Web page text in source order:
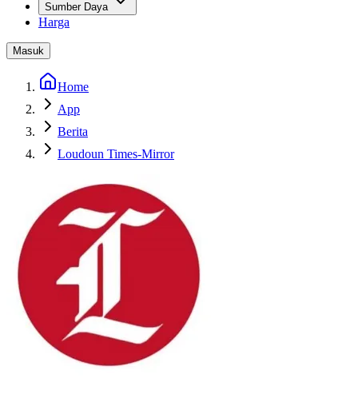
Sumber Daya
Harga
Masuk
Home
App
Berita
Loudoun Times-Mirror